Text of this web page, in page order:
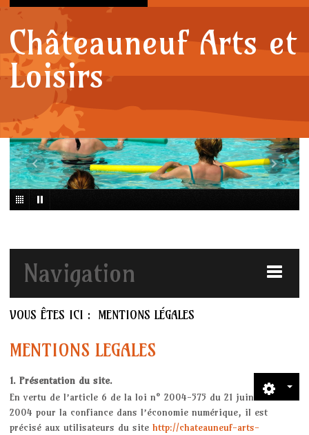
Châteauneuf Arts et
Loisirs
Navigation
Accueil
Activités Enfants
GYM MOTRICITE
VOUS ÊTES ICI : MENTIONS LÉGALES
MENTIONS LEGALES
1. Présentation du site.
En vertu de l’article 6 de la loi n° 2004-575 du 21 juin
2004 pour la confiance dans l’économie numérique, il est
précisé aux utilisateurs du site http://chateauneuf-arts-